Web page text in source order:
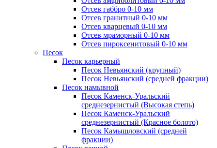
Отсев габбро 0-10 мм
Отсев гранитный 0-10 мм
Отсев кварцевый 0-10 мм
Отсев мраморный 0-10 мм
Отсев пироксенитовый 0-10 мм
Песок
Песок карьерный
Песок Невьянский (крупный)
Песок Невьянский (средней фракции)
Песок намывной
Песок Каменск-Уральский
среднезернистый (Высокая степь)
Песок Каменск-Уральский
среднезернистый (Красное болото)
Песок Камышловский (средней
фракции)